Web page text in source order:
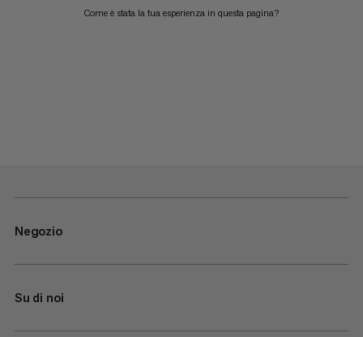
Come è stata la tua esperienza in questa pagina?
Negozio
Su di noi